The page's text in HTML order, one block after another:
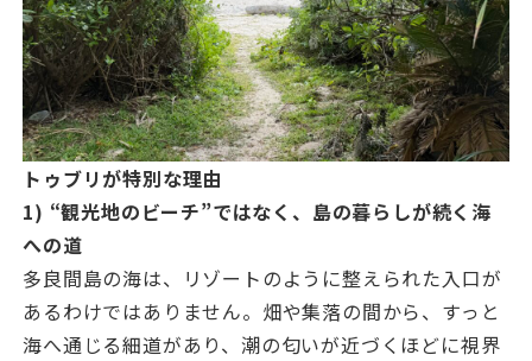
トゥブリが特別な理由
1) “観光地のビーチ”ではなく、島の暮らしが続く海
への道
多良間島の海は、リゾートのように整えられた入口が
あるわけではありません。畑や集落の間から、すっと
海へ通じる細道があり、潮の匂いが近づくほどに視界